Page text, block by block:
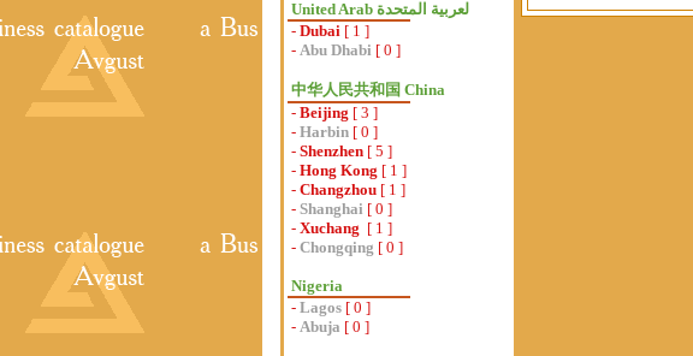
- Dubai [ 1 ]
- Abu Dhabi [ 0 ]
中华人民共和国 China
- Beijing [ 3 ]
- Harbin [ 0 ]
- Shenzhen [ 5 ]
- Hong Kong [ 1 ]
- Changzhou [ 1 ]
- Shanghai [ 0 ]
- Xuchang [ 1 ]
- Chongqing [ 0 ]
Nigeria
- Lagos [ 0 ]
- Abuja [ 0 ]